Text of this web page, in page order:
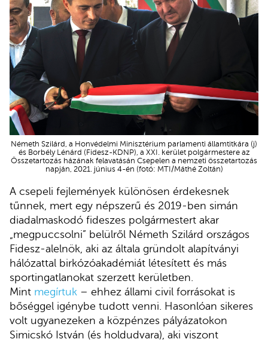
Németh Szilárd, a Honvédelmi Minisztérium parlamenti államtitkára (j)
és Borbély Lénárd (Fidesz-KDNP), a XXI. kerület polgármestere az
Összetartozás házának felavatásán Csepelen a nemzeti összetartozás
napján, 2021. június 4-én (fotó: MTI/Máthé Zoltán)
A csepeli fejlemények különösen érdekesnek
tűnnek, mert egy népszerű és 2019-ben simán
diadalmaskodó fideszes polgármestert akar
„megpuccsolni” belülről Németh Szilárd országos
Fidesz-alelnök, aki az általa gründolt alapítványi
hálózattal birkózóakadémiát létesített és más
sportingatlanokat szerzett kerületben.
Mint megírtuk – ehhez állami civil forrásokat is
bőséggel igénybe tudott venni. Hasonlóan sikeres
volt ugyanezeken a közpénzes pályázatokon
Simicskó István (és holdudvara), aki viszont